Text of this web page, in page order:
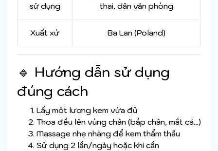
sử dụng
thai, dân văn phòng
Xuất xứ Ba Lan (Poland)
🔹 Hướng dẫn sử dụng
đúng cách
Lấy một lượng kem vừa đủ
Thoa đều lên vùng chân (bắp chân, mắt cá…)
Massage nhẹ nhàng để kem thẩm thấu
Sử dụng 2 lần/ngày hoặc khi cần